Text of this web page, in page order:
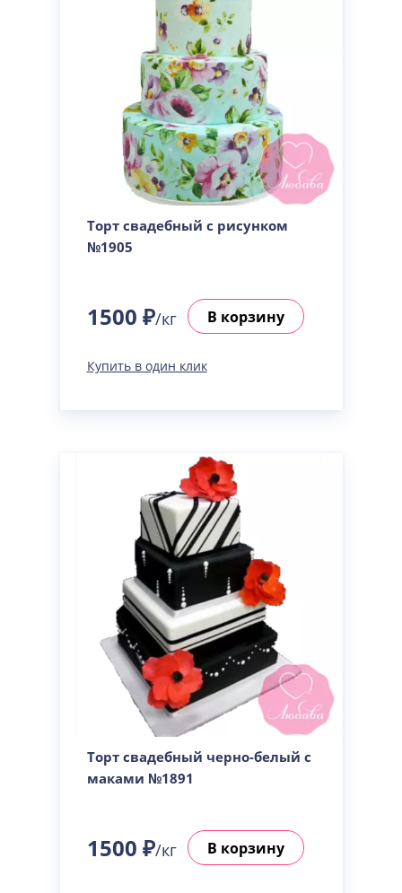
Торт свадебный с рисунком
№1905
1500 ₽/кг В корзину
Купить в один клик
Торт свадебный черно-белый с
маками №1891
1500 ₽/кг В корзину